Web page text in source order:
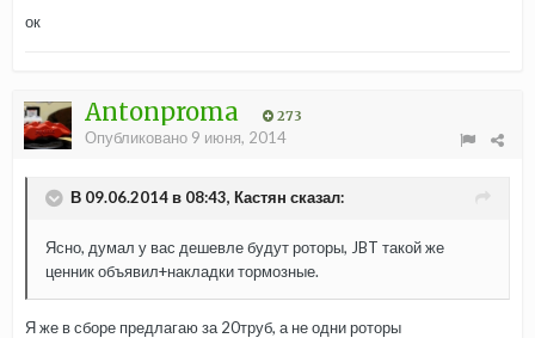
ок
Antonproma 273
Опубликовано 9 июня, 2014
В 09.06.2014 в 08:43, Кастян сказал:
Ясно, думал у вас дешевле будут роторы, JBT такой же
ценник объявил+накладки тормозные.
Я же в сборе предлагаю за 20труб, а не одни роторы